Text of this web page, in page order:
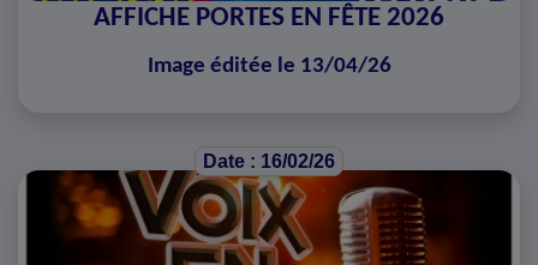
AFFICHE PORTES EN FÊTE 2026
Image éditée le 13/04/26
Date : 16/02/26